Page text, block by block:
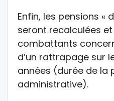
Enfin, les pensions «
seront recalculées
combattants
d’un rattrapage sur
années (durée de la
administrative).